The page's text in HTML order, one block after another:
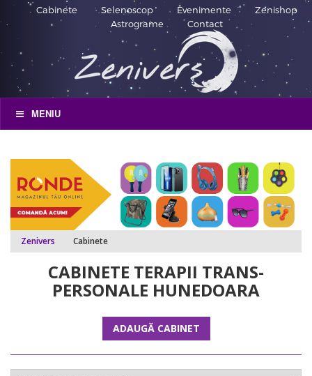
Cabinete Selenoscop Evenimente
Zenishop
Astrograme
Contact
MENIU
Zenivers Cabinete
CABINETE TERAPII TRANS-
PERSONALE HUNEDOARA
ADAUGĂ CABINET